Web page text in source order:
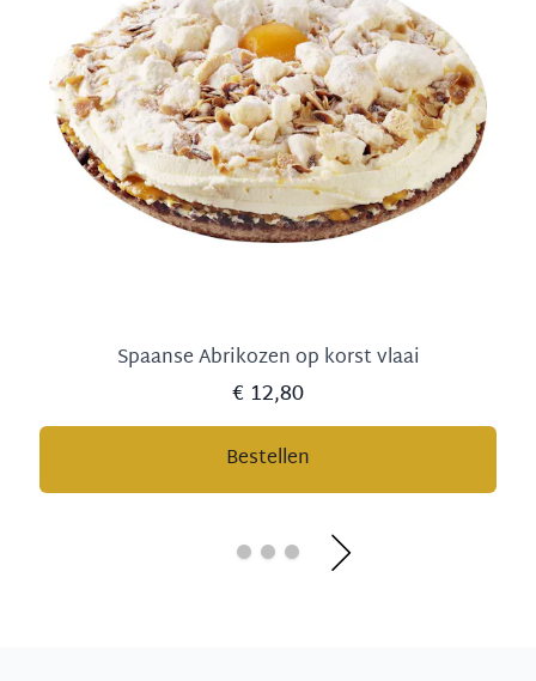
Spaanse Abrikozen op korst vlaai
€ 12,80
Bestellen